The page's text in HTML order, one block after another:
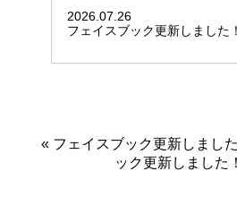
2026.07.26
フェイスブック更新しました
« フェイスブック更新しました
ック更新しました